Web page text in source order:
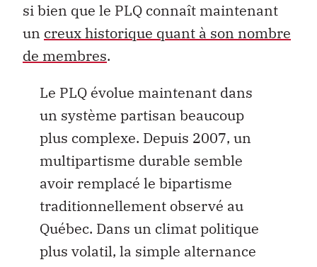
si bien que le PLQ connaît maintenant
un creux historique quant à son nombre
de membres.
Le PLQ évolue maintenant dans
un système partisan beaucoup
plus complexe. Depuis 2007, un
multipartisme durable semble
avoir remplacé le bipartisme
traditionnellement observé au
Québec. Dans un climat politique
plus volatil, la simple alternance